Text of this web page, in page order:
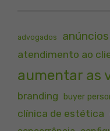
advogados anúncios
atendimento ao
aumentar as
branding buyer
clínica de estética